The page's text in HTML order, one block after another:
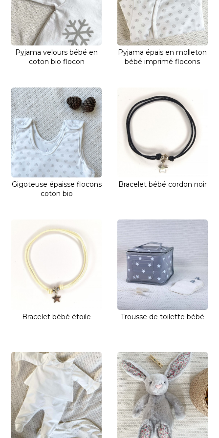
Pyjama velours bébé en
coton bio flocon
Pyjama épais en molleton
bébé imprimé flocons
Gigoteuse épaisse flocons
coton bio
Bracelet bébé cordon noir
Bracelet bébé étoile Trousse de toilette bébé